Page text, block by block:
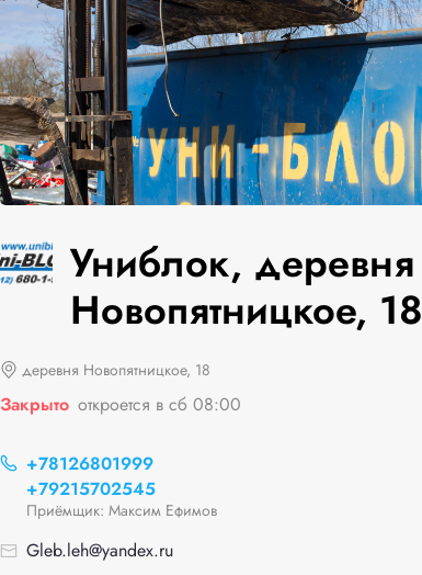
Униблок, деревня
Новопятницкое, 18
деревня Новопятницкое, 18
Закрыто откроется в сб 08:00
+78126801999
+79215702545
Приёмщик: Максим Ефимов
Gleb.leh@yandex.ru